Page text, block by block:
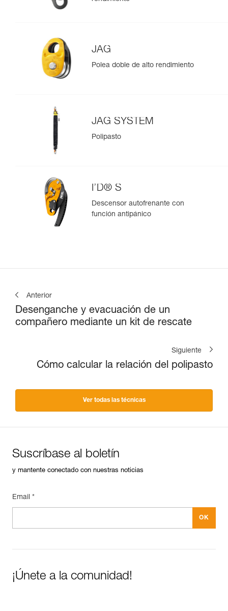
JAG
Polea doble de alto rendimiento
JAG SYSTEM
Polipasto
I’D® S
Descensor autofrenante con
función antipánico
Anterior
Desenganche y evacuación de un
compañero mediante un kit de rescate
Siguiente
Cómo calcular la relación del polipasto
Ver todas las técnicas
Suscríbase al boletín
y mantente conectado con nuestras noticias
Email *
¡Únete a la comunidad!